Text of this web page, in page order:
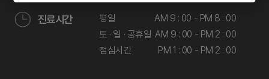
진료시간 평일
AM 9 : 00 - PM 8 : 00
토 · 일 · 공휴일 AM 9 : 00 - PM 2 : 00
점심시간
PM 1 : 00 - PM 2 : 00